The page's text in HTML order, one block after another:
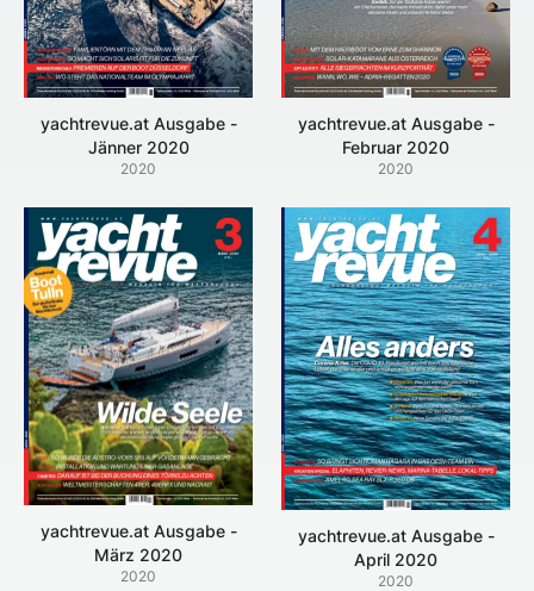
yachtrevue.at Ausgabe -
Jänner 2020
2020
yachtrevue.at Ausgabe -
Februar 2020
2020
yachtrevue.at Ausgabe -
März 2020
2020
yachtrevue.at Ausgabe -
April 2020
2020